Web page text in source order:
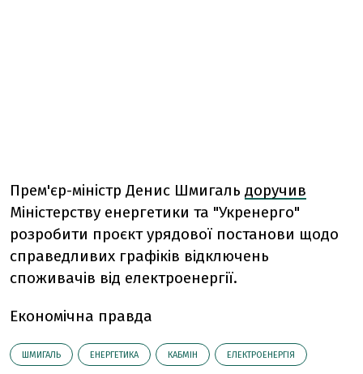
Прем'єр-міністр Денис Шмигаль доручив
Міністерству енергетики та "Укренерго"
розробити проєкт урядової постанови щодо
справедливих графіків відключень
споживачів від електроенергії.
Економічна правда
ШМИГАЛЬ ЕНЕРГЕТИКА КАБМІН ЕЛЕКТРОЕНЕРГІЯ